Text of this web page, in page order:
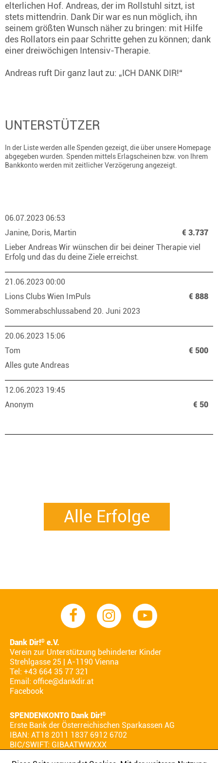
elterlichen Hof. Andreas, der im Rollstuhl sitzt, ist
stets mittendrin. Dank Dir war es nun möglich, ihn
seinem größten Wunsch näher zu bringen: mit Hilfe
des Rollators ein paar Schritte gehen zu können; dank
einer dreiwöchigen Intensiv-Therapie.
Andreas ruft Dir ganz laut zu: „ICH DANK DIR!“
UNTERSTÜTZER
In der Liste werden alle Spenden gezeigt, die über unsere Homepage
abgegeben wurden. Spenden mittels Erlagscheinen bzw. von Ihrem
Bankkonto werden mit zeitlicher Verzögerung angezeigt.
06.07.2023 06:53
Janine, Doris, Martin
€ 3.737
Lieber Andreas Wir wünschen dir bei deiner Therapie viel
Erfolg und das du deine Ziele erreichst.
21.06.2023 00:00
Lions Clubs Wien ImPuls
€ 888
Sommerabschlussabend 20. Juni 2023
20.06.2023 15:06
Tom
€ 500
Alles gute Andreas
12.06.2023 19:45
Anonym
€ 50
Alle Erfolge
Dank Dir!® e.V.
Verein zur Unterstützung behinderter Kinder
Strehlgasse 25 | A-1190 Vienna
Tel: +43 664 35 77 321
Email: office@dankdir.at
Facebook
SPENDENKONTO Dank Dir!®
Erste Bank der Österreichischen Sparkassen AG
IBAN: AT18 2011 1837 6912 6702
BIC/SWIFT: GIBAATWWXXX